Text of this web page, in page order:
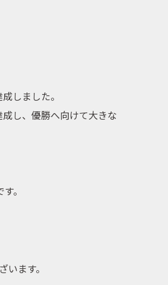
しました。
し、優勝へ向けて大きな
。
ます。